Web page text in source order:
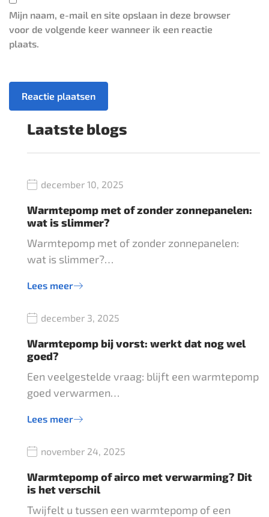
Mijn naam, e-mail en site opslaan in deze browser
voor de volgende keer wanneer ik een reactie
plaats.
Laatste blogs
december 10, 2025
Warmtepomp met of zonder zonnepanelen:
wat is slimmer?
Warmtepomp met of zonder zonnepanelen:
wat is slimmer?…
Lees meer
december 3, 2025
Warmtepomp bij vorst: werkt dat nog wel
goed?
Een veelgestelde vraag: blijft een warmtepomp
goed verwarmen…
Lees meer
november 24, 2025
Warmtepomp of airco met verwarming? Dit
is het verschil
Twijfelt u tussen een warmtepomp of een